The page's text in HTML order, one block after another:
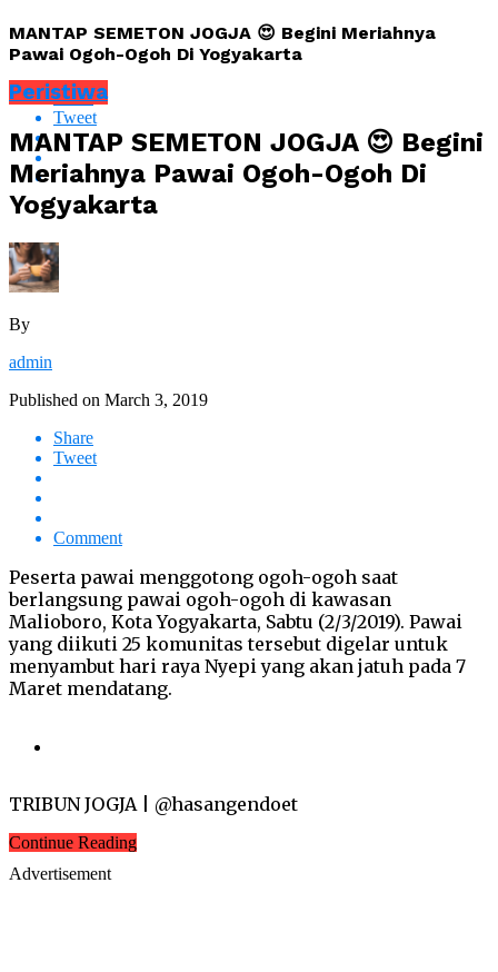
MANTAP SEMETON JOGJA 😍 Begini Meriahnya
Pawai Ogoh-Ogoh Di Yogyakarta
Share
Tweet
Peristiwa
MANTAP SEMETON JOGJA 😍 Begini
Meriahnya Pawai Ogoh-Ogoh Di
Yogyakarta
By
admin
Published on March 3, 2019
Share
Tweet
Comment
Peserta pawai menggotong ogoh-ogoh saat
berlangsung pawai ogoh-ogoh di kawasan
Malioboro, Kota Yogyakarta, Sabtu (2/3/2019). Pawai
yang diikuti 25 komunitas tersebut digelar untuk
menyambut hari raya Nyepi yang akan jatuh pada 7
Maret mendatang.
TRIBUN JOGJA | @hasangendoet
Continue Reading
Advertisement